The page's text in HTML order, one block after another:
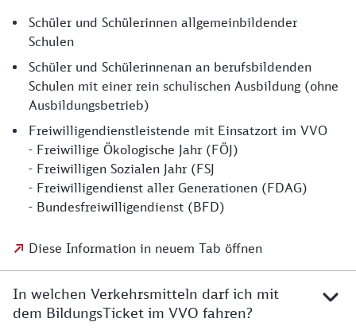
Schüler und Schülerinnen allgemeinbildender
Schulen
Schüler und Schülerinnenan an berufsbildenden
Schulen mit einer rein schulischen Ausbildung (ohne
Ausbildungsbetrieb)
Freiwilligendienstleistende mit Einsatzort im VVO
- Freiwillige Ökologische Jahr (FÖJ)
- Freiwilligen Sozialen Jahr (FSJ
- Freiwilligendienst aller Generationen (FDAG)
- Bundesfreiwilligendienst (BFD)
Diese Information in neuem Tab öffnen
In welchen Verkehrsmitteln darf ich mit
dem BildungsTicket im VVO fahren?